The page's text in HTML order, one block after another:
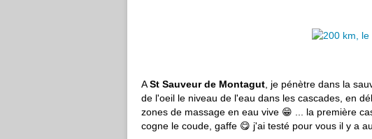
ASt Sauveur de Montagut , je pénètre dans la
de l'oeil le niveau de l'eau dans les cascades, en
zones de massage en eau vive 😁 ... la première
cogne le coude, gaffe 😋 j'ai testé pour vous il y a